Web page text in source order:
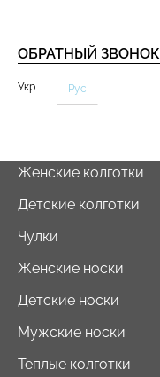
ОБРАТНЫЙ ЗВОНОК
Укр Рус
Женские колготки
Детские колготки
Чулки
Женские носки
Детские носки
Мужские носки
Теплые колготки